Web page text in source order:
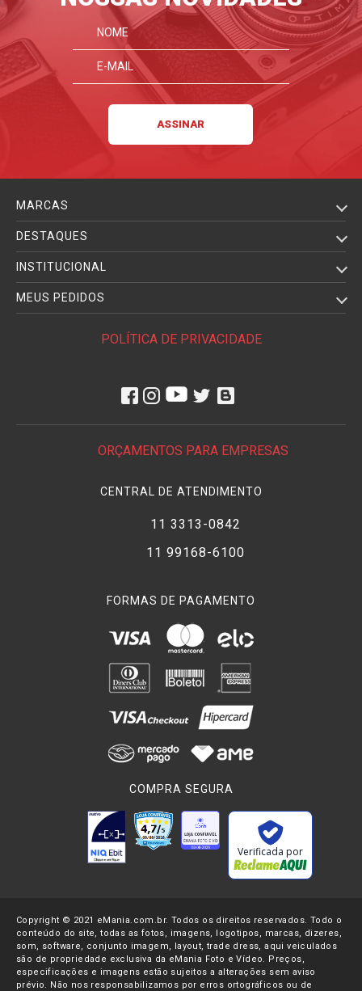
MARCAS
DESTAQUES
INSTITUCIONAL
MEUS PEDIDOS
POLÍTICA DE PRIVACIDADE
ORÇAMENTOS PARA EMPRESAS
CENTRAL DE ATENDIMENTO
11 3313-0842
11 99168-6100
FORMAS DE PAGAMENTO
COMPRA SEGURA
Verificada por
Copyright © 2021 eMania.com.br. Todos os direitos reservados. Todo o
conteúdo do site, todas as fotos, imagens, logotipos, marcas, dizeres,
som, software, conjunto imagem, layout, trade dress, aqui veiculados
são de propriedade exclusiva da eMania Foto e Vídeo. Preços,
especificações e imagens estão sujeitos a alterações sem aviso
prévio. Não nos responsabilizamos por erros ortográficos ou de